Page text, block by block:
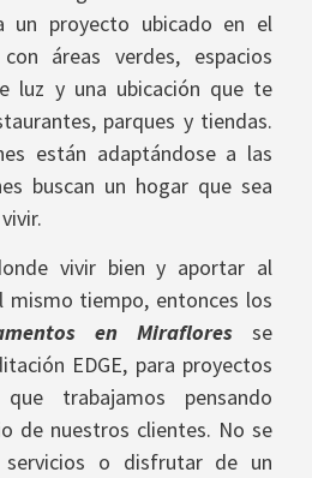
un proyecto ubicado en el
áreas verdes, espacios
luz y una ubicación que te
parques y tiendas.
están adaptándose a las
buscan un hogar que sea
vivir bien y aportar al
mismo tiempo, entonces los
en Miraflores se
EDGE, para proyectos
trabajamos pensando
de nuestros clientes. No se
o disfrutar de un